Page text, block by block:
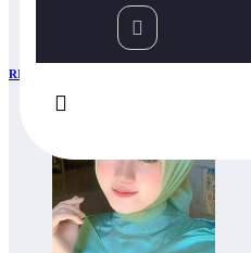
RITA DIPERKOSA BRANDAL KAMPUNG